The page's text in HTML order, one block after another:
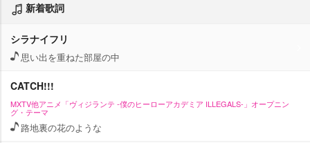
新着歌詞
シラナイフリ
思い出を重ねた部屋の中
CATCH!!!
MXTV他アニメ「ヴィジランテ -僕のヒーローアカデミア ILLEGALS-」オープニン
グ・テーマ
路地裏の花のような